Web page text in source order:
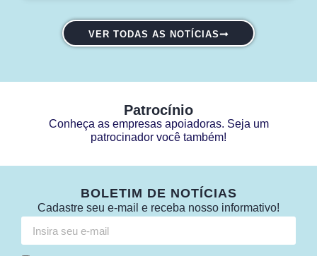
VER TODAS AS NOTÍCIAS
Patrocínio
Conheça as empresas apoiadoras. Seja um
patrocinador você também!
BOLETIM DE NOTÍCIAS
Cadastre seu e-mail e receba nosso informativo!